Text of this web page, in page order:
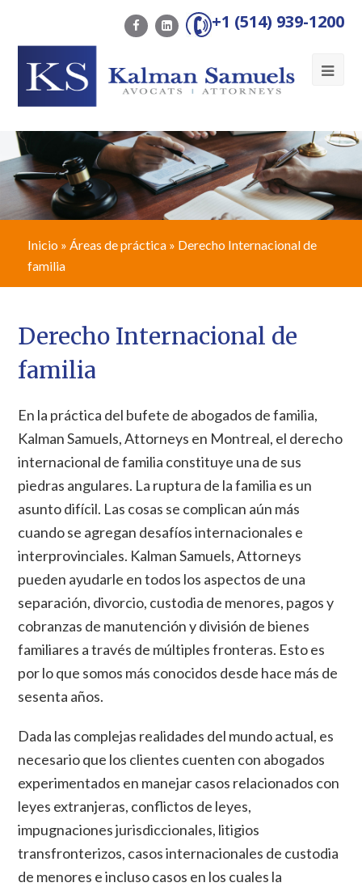
+1 (514) 939-1200
Inicio »Áreas de práctica » Derecho Internacional de
familia
Derecho Internacional de
familia
En la práctica del bufete de abogados de familia,
Kalman Samuels, Attorneys en Montreal, el derecho
internacional de familia constituye una de sus
piedras angulares. La ruptura de la familia es un
asunto difícil. Las cosas se complican aún más
cuando se agregan desafíos internacionales e
interprovinciales. Kalman Samuels, Attorneys
pueden ayudarle en todos los aspectos de una
separación, divorcio, custodia de menores, pagos y
cobranzas de manutención y división de bienes
familiares a través de múltiples fronteras. Esto es
por lo que somos más conocidos desde hace más de
sesenta años.
Dada las complejas realidades del mundo actual, es
necesario que los clientes cuenten con abogados
experimentados en manejar casos relacionados con
leyes extranjeras, conflictos de leyes,
impugnaciones jurisdiccionales, litigios
transfronterizos, casos internacionales de custodia
de menores e incluso casos en los cuales la